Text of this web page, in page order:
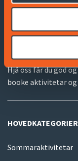
VOSS
Voss
Hjå oss får du god
booke aktivitetar
HOVEDKATEGORIER
Sommaraktivitetar